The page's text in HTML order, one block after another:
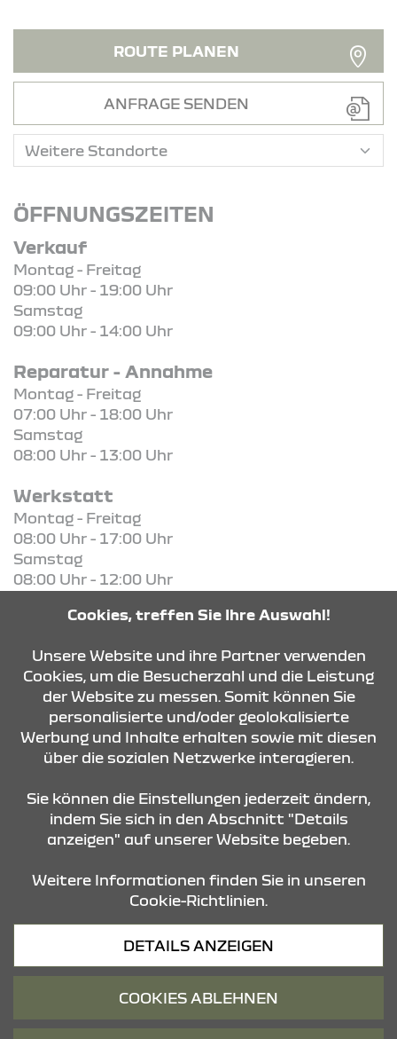
ROUTE PLANEN
ANFRAGE SENDEN
ÖFFNUNGSZEITEN
Verkauf
Montag - Freitag
09:00 Uhr - 19:00 Uhr
Samstag
09:00 Uhr - 14:00 Uhr
Reparatur - Annahme
Montag - Freitag
07:00 Uhr - 18:00 Uhr
Samstag
08:00 Uhr - 13:00 Uhr
Werkstatt
Montag - Freitag
08:00 Uhr - 17:00 Uhr
Samstag
08:00 Uhr - 12:00 Uhr
ÖFFNUNGSZEITEN
Datenschutz
Cookies, treffen Sie Ihre Auswahl!
Unsere Website und ihre Partner verwenden
Cookies, um die Besucherzahl und die Leistung
der Website zu messen. Somit können Sie
personalisierte und/oder geolokalisierte
Werbung und Inhalte erhalten sowie mit diesen
über die sozialen Netzwerke interagieren.
Sie können die Einstellungen jederzeit ändern,
indem Sie sich in den Abschnitt "Details
anzeigen" auf unserer Website begeben.
Weitere Informationen finden Sie in unseren
Cookie-Richtlinien.
DETAILS ANZEIGEN
COOKIES ABLEHNEN